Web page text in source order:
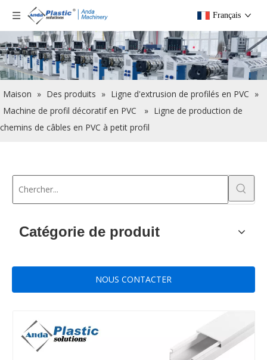
Français
Maison » Des produits » Ligne d'extrusion de profilés en PVC »
Machine de profil décoratif en PVC
» Ligne de production de
chemins de câbles en PVC à petit profil
Catégorie de produit
NOUS CONTACTER